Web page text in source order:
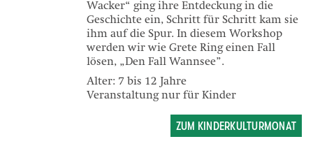
Wacker“ ging ihre Entdeckung in die
Geschichte ein, Schritt für Schritt kam sie
ihm auf die Spur. In diesem Workshop
werden wir wie Grete Ring einen Fall
lösen, „Den Fall Wannsee”.
Alter: 7 bis 12 Jahre
Veranstaltung nur für Kinder
ZUM KINDERKULTURMONAT